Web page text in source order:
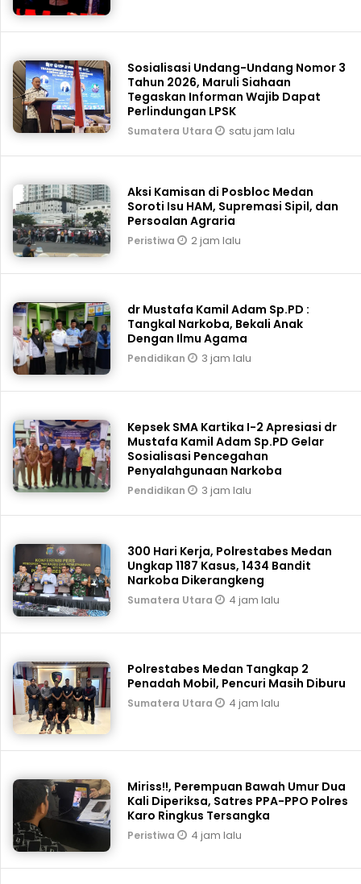
Sosialisasi Undang-Undang Nomor 3
Tahun 2026, Maruli Siahaan
Tegaskan Informan Wajib Dapat
Perlindungan LPSK
Sumatera Utara satu jam lalu
Aksi Kamisan di Posbloc Medan
Soroti Isu HAM, Supremasi Sipil, dan
Persoalan Agraria
Peristiwa 2 jam lalu
dr Mustafa Kamil Adam Sp.PD :
Tangkal Narkoba, Bekali Anak
Dengan Ilmu Agama
Pendidikan 3 jam lalu
Kepsek SMA Kartika I-2 Apresiasi dr
Mustafa Kamil Adam Sp.PD Gelar
Sosialisasi Pencegahan
Penyalahgunaan Narkoba
Pendidikan 3 jam lalu
300 Hari Kerja, Polrestabes Medan
Ungkap 1187 Kasus, 1434 Bandit
Narkoba Dikerangkeng
Sumatera Utara 4 jam lalu
Polrestabes Medan Tangkap 2
Penadah Mobil, Pencuri Masih Diburu
Sumatera Utara 4 jam lalu
Miriss!!, Perempuan Bawah Umur Dua
Kali Diperiksa, Satres PPA-PPO Polres
Karo Ringkus Tersangka
Peristiwa 4 jam lalu